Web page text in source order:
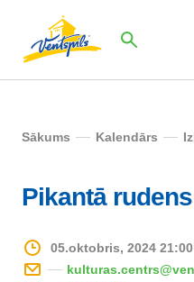
Sākums Kalendārs
Pikantā
05.oktobris, 2024